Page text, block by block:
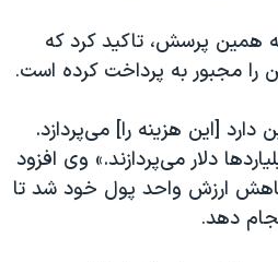
همین پرسش، تاکید کرد که
مجبور به پرداخت کرده است.
[این هزینه را] می‌پردازد.
دلار می‌پردازند.» وی افزود
ارزش واحد پول خود شد تا
دهد.